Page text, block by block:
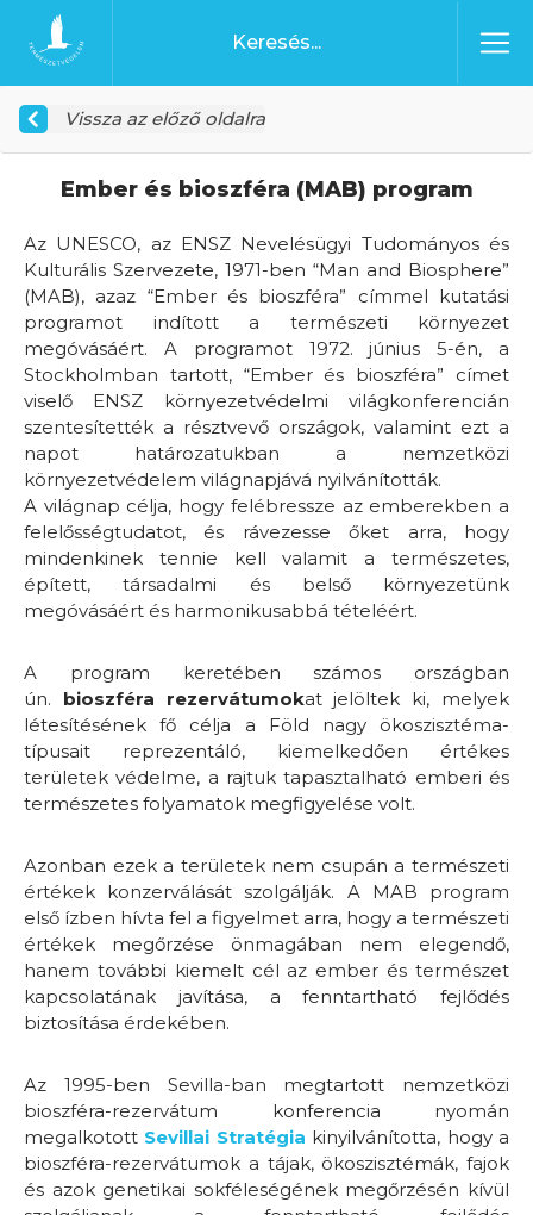
Ugrás a tartalomhoz
Főoldal
Vissza az előző oldalra
Ember és bioszféra (MAB) program
Az UNESCO, az ENSZ Nevelésügyi Tudományos és
Kulturális Szervezete, 1971-ben “Man and Biosphere”
(MAB), azaz “Ember és bioszféra” címmel kutatási
programot indított a természeti környezet
megóvásáért. A programot 1972. június 5-én, a
Stockholmban tartott, “Ember és bioszféra” címet
viselő ENSZ környezetvédelmi világkonferencián
szentesítették a résztvevő országok, valamint ezt a
napot határozatukban a nemzetközi
környezetvédelem világnapjává nyilvánították.
A világnap célja, hogy felébressze az emberekben a
felelősségtudatot, és rávezesse őket arra, hogy
mindenkinek tennie kell valamit a természetes,
épített, társadalmi és belső környezetünk
megóvásáért és harmonikusabbá tételéért.
A program keretében számos országban
ún. bioszféra rezervátumokat jelöltek ki, melyek
létesítésének fő célja a Föld nagy ökoszisztéma-
típusait reprezentáló, kiemelkedően értékes
területek védelme, a rajtuk tapasztalható emberi és
természetes folyamatok megfigyelése volt.
Azonban ezek a területek nem csupán a természeti
értékek konzerválását szolgálják. A MAB program
első ízben hívta fel a figyelmet arra, hogy a természeti
értékek megőrzése önmagában nem elegendő,
hanem további kiemelt cél az ember és természet
kapcsolatának javítása, a fenntartható fejlődés
biztosítása érdekében.
Az 1995-ben Sevilla-ban megtartott nemzetközi
bioszféra-rezervátum konferencia nyomán
megalkotott Sevillai Stratégia kinyilvánította, hogy a
bioszféra-rezervátumok a tájak, ökoszisztémák, fajok
és azok genetikai sokféleségének megőrzésén kívül